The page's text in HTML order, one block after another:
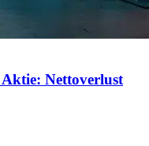
Nettoverlust